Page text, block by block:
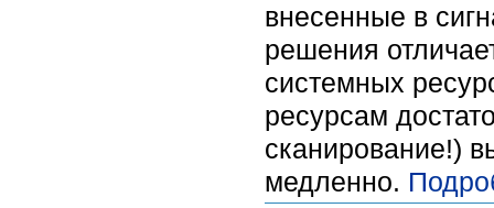
внесенные в
решения
системных
ресурсам
сканирование!)
медленно.